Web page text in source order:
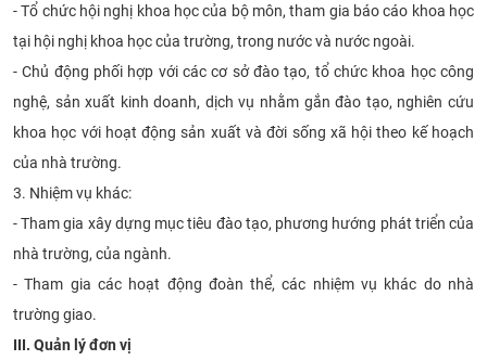
- Tổ chức hội nghị khoa học của bộ môn, tham gia báo cáo khoa học
tại hội nghị khoa học của trường, trong nước và nước ngoài.
- Chủ động phối hợp với các cơ sở đào tạo, tổ chức khoa học công
nghệ, sản xuất kinh doanh, dịch vụ nhằm gắn đào tạo, nghiên cứu
khoa học với hoạt động sản xuất và đời sống xã hội theo kế hoạch
của nhà trường.
3. Nhiệm vụ khác:
- Tham gia xây dựng mục tiêu đào tạo, phương hướng phát triển của
nhà trường, của ngành.
- Tham gia các hoạt động đoàn thể, các nhiệm vụ khác do nhà
trường giao.
III. Quản lý đơn vị